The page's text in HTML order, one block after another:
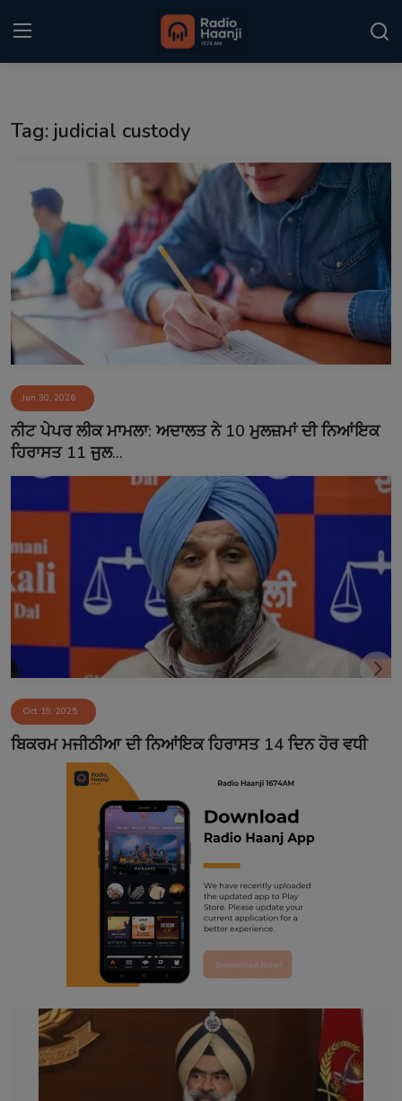
Punjabi Podcast
Kitaab Kahani
Gallery
Sponsors
Matrimonial
Event
Contact
Tag: judicial custody
Jun 30, 2026
ਨੀਟ ਪੇਪਰ ਲੀਕ ਮਾਮਲਾ: ਅਦਾਲਤ ਨੇ 10 ਮੁਲਜ਼ਮਾਂ ਦੀ ਨਿਆਂਇਕ
ਹਿਰਾਸਤ 11 ਜੁਲ...
Oct 19, 2025
ਬਿਕਰਮ ਮਜੀਠੀਆ ਦੀ ਨਿਆਂਇਕ ਹਿਰਾਸਤ 14 ਦਿਨ ਹੋਰ ਵਧੀ